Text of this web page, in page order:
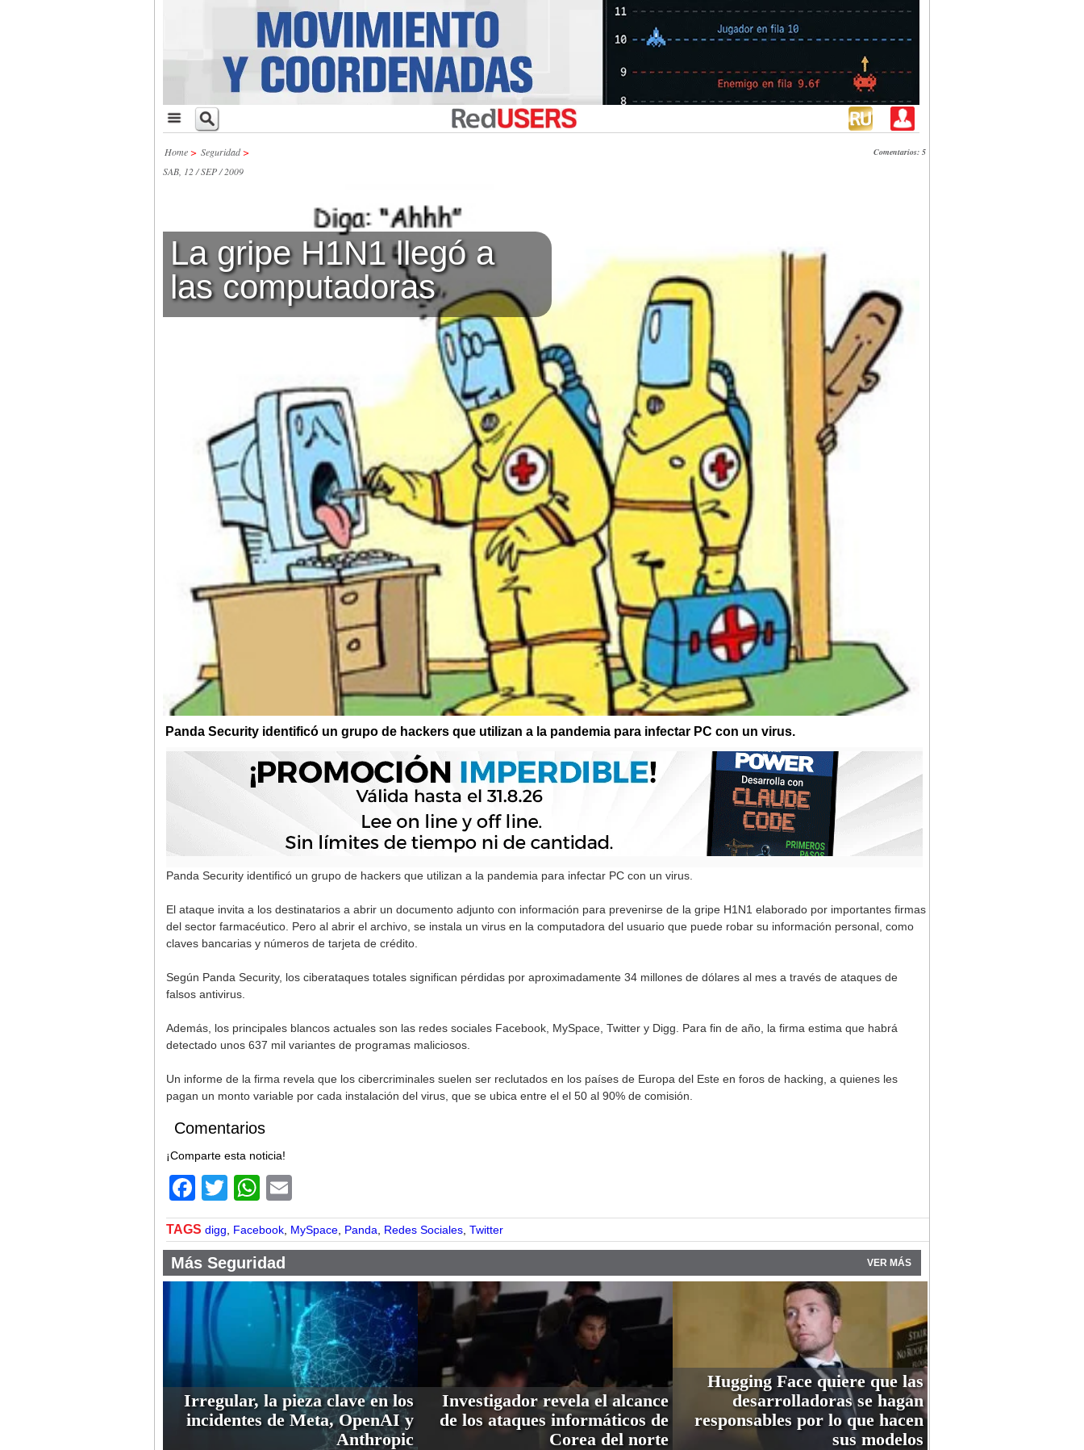
Home> Seguridad> Comentarios: 5
SAB, 12 / SEP / 2009
La gripe H1N1 llegó a
las computadoras
Panda Security identificó un grupo de hackers que utilizan a la pandemia para infectar PC con un virus.
Panda Security identificó un grupo de hackers que utilizan a la pandemia para infectar PC con un virus.
El ataque invita a los destinatarios a abrir un documento adjunto con información para prevenirse de la gripe H1N1 elaborado por importantes firmas
del sector farmacéutico. Pero al abrir el archivo, se instala un virus en la computadora del usuario que puede robar su información personal, como
claves bancarias y números de tarjeta de crédito.
Según Panda Security, los ciberataques totales significan pérdidas por aproximadamente 34 millones de dólares al mes a través de ataques de
falsos antivirus.
Además, los principales blancos actuales son las redes sociales Facebook, MySpace, Twitter y Digg. Para fin de año, la firma estima que habrá
detectado unos 637 mil variantes de programas maliciosos.
Un informe de la firma revela que los cibercriminales suelen ser reclutados en los países de Europa del Este en foros de hacking, a quienes les
pagan un monto variable por cada instalación del virus, que se ubica entre el el 50 al 90% de comisión.
Comentarios
¡Comparte esta noticia!
Facebook
TwitterWhatsApp
TAGS digg Facebook MySpace Panda Redes Sociales Twitter
Más Seguridad VER MÁS
Irregular, la pieza clave en los
incidentes de Meta, OpenAI y
Anthropic
Investigador revela el alcance
de los ataques informáticos de
Corea del norte
Hugging Face quiere que las
desarrolladoras se hagan
responsables por lo que hacen
sus modelos